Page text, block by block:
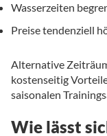
Wasserzeiten
Preise tendenziell
Alternative
kostenseitig
saisonalen
Wie lässt